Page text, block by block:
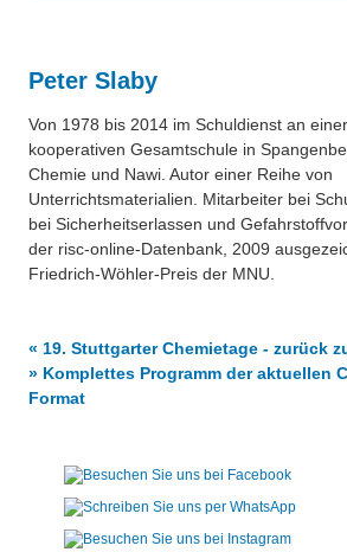
Peter Slaby
Von 1978 bis 2014 im Schuldienst an einer
kooperativen Gesamtschule in
Chemie und Nawi. Autor einer Reihe von
Unterrichtsmaterialien. Mitarbeiter bei
bei Sicherheitserlassen und
der risc-online-Datenbank, 2009
Friedrich-Wöhler-Preis der MNU.
« 19. Stuttgarter Chemietage - zurück
» Komplettes Programm der aktuellen
Format